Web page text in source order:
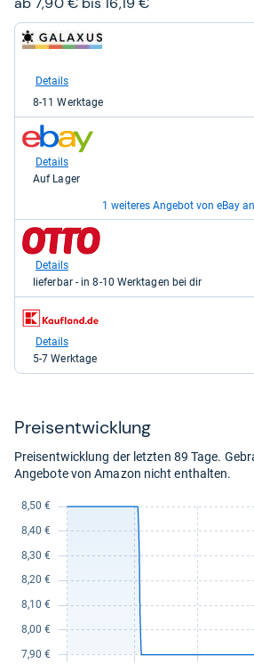
zum
Shop:
galaxus
7,90
kaufen.
Details
8-11 Werktage
zum
Shop:
eBay
kaufen.
Details
Auf Lager
1 weiteres Angebot von eBay
zum
Shop:
eBay
kaufen.
Details
Auf Lager
zum
Shop:
Otto.de
kaufen.
Details
lieferbar - in 8-10 Werktagen bei dir
zum
Shop:
Kaufland
Details
5-7 Werktage
Preis­ent­wick­lung
Preisentwicklung der letzten 89 Tage.
Angebote von Amazon nicht enthalten.